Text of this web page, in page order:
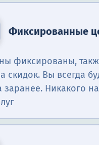
Фиксированные
фиксированы,
скидок. Вы всегда
заранее. Никакого